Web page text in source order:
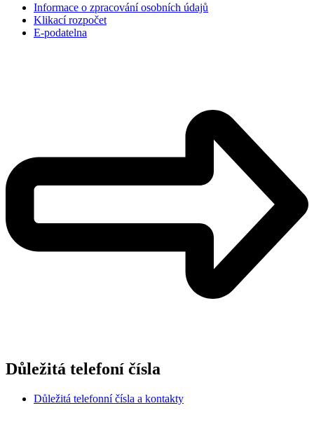
Informace o zpracování osobních údajů
Klikací rozpočet
E-podatelna
Důležitá telefoní čísla
Důležitá telefonní čísla a kontakty